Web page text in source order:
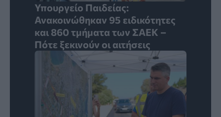
Υπουργείο Παιδείας:
Ανακοινώθηκαν 95 ειδικότητες
και 860 τμήματα των ΣΑΕΚ –
Πότε ξεκινούν οι αιτήσεις